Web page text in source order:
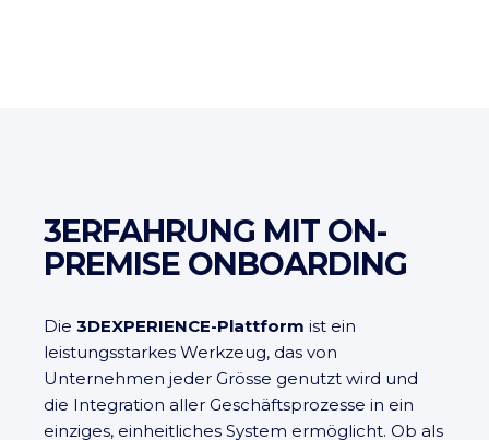
3ERFAHRUNG MIT ON-
PREMISE ONBOARDING
Die 3DEXPERIENCE-Plattform ist ein
leistungsstarkes Werkzeug, das von
Unternehmen jeder Grösse genutzt wird und
die Integration aller Geschäftsprozesse in ein
einziges, einheitliches System ermöglicht. Ob als